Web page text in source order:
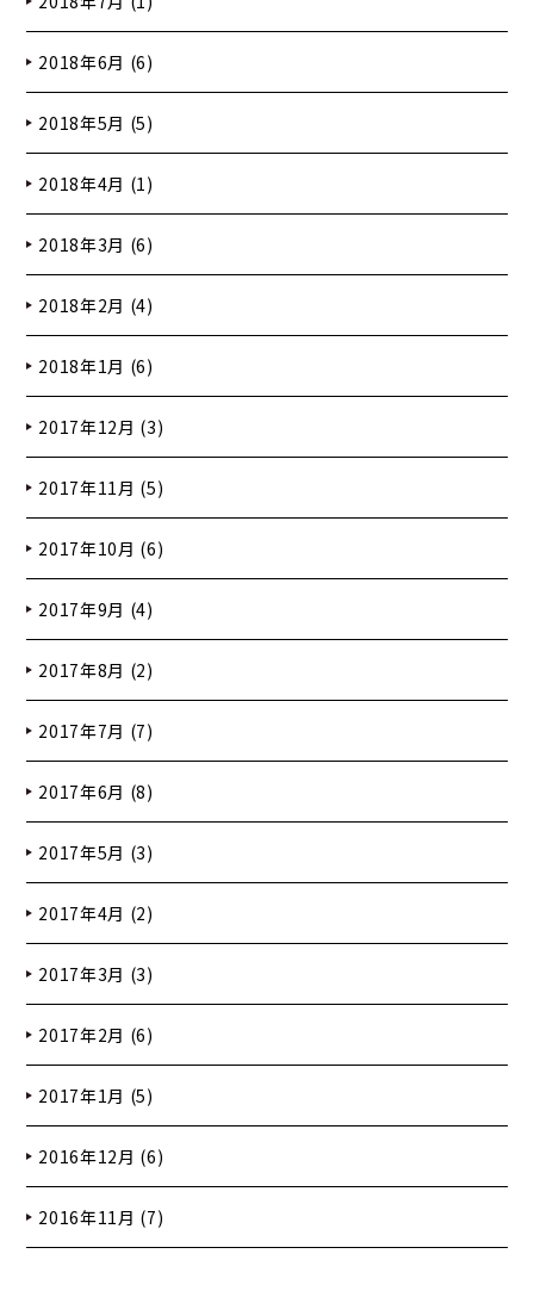
2018年6月 (6)
2018年5月 (5)
2018年4月 (1)
2018年3月 (6)
2018年2月 (4)
2018年1月 (6)
2017年12月 (3)
2017年11月 (5)
2017年10月 (6)
2017年9月 (4)
2017年8月 (2)
2017年7月 (7)
2017年6月 (8)
2017年5月 (3)
2017年4月 (2)
2017年3月 (3)
2017年2月 (6)
2017年1月 (5)
2016年12月 (6)
2016年11月 (7)